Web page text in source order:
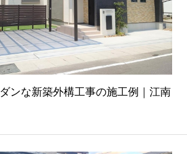
ンな新築外構工事の施工例｜江南